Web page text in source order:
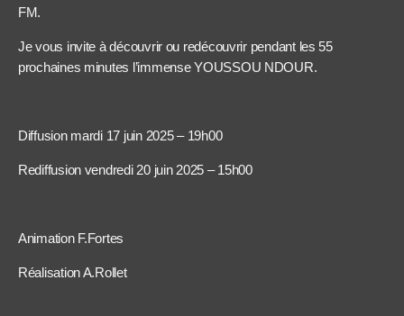
FM.
Je vous invite à découvrir ou redécouvrir pendant les 55
prochaines minutes l’immense YOUSSOU NDOUR.
Diffusion mardi 17 juin 2025 – 19h00
Rediffusion vendredi 20 juin 2025 – 15h00
Animation F.Fortes
Réalisation A.Rollet